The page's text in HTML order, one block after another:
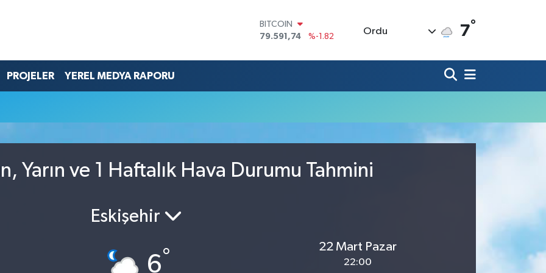
BITCOIN
79.591,74
%-1.82
45,43620
%0.02
BİST100
Ordu 7°
PROJELER YEREL MEDYA RAPORU
Yarın ve 1 Haftalık Hava Durumu Tahmini
Eskişehir
6°
22 Mart Pazar
22:00